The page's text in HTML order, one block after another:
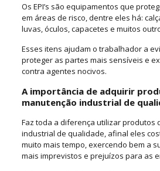
Os EPI’s são equipamentos que
em áreas de risco, dentre eles há:
luvas, óculos, capacetes e muitos
Esses itens ajudam o trabalhador a
proteger as partes mais sensíveis e
contra agentes nocivos.
A importância de adquirir
manutenção industrial de
Faz toda a diferença utilizar produtos
industrial de qualidade, afinal eles
muito mais tempo, exercendo bem a
mais imprevistos e prejuízos para as